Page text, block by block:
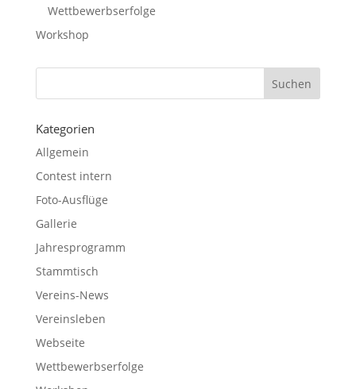
Wettbewerbserfolge
Workshop
Kategorien
Allgemein
Contest intern
Foto-Ausflüge
Gallerie
Jahresprogramm
Stammtisch
Vereins-News
Vereinsleben
Webseite
Wettbewerbserfolge